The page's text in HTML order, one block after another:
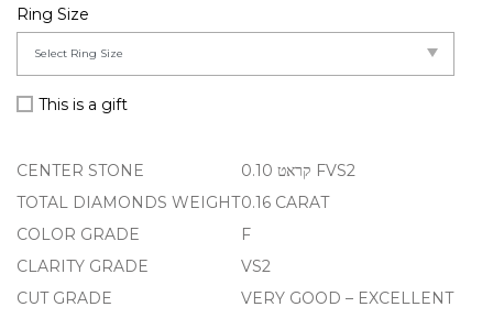
Ring Size
This is a gift
CENTER STONE
0.10 קראט FVS2
TOTAL DIAMONDS WEIGHT0.16 CARAT
COLOR GRADE
F
CLARITY GRADE
VS2
CUT GRADE
VERY GOOD – EXCELLENT